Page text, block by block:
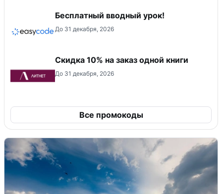
Бесплатный вводный урок!
До 31 декабря, 2026
Скидка 10% на заказ одной книги
До 31 декабря, 2026
Все промокоды